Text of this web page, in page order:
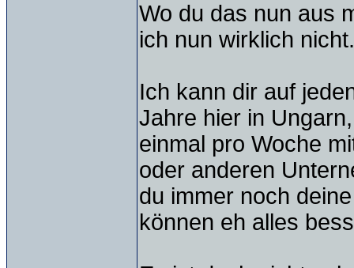
Wo du das nun aus
ich nun wirklich nicht.
Ich kann dir auf
Jahre hier in
einmal pro Woche
oder anderen
du immer noch
können eh alles